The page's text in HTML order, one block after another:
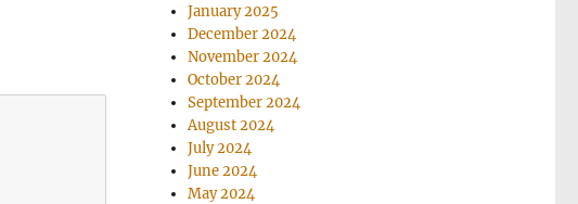
January 2025
December 2024
November 2024
October 2024
September 2024
August 2024
July 2024
June 2024
May 2024